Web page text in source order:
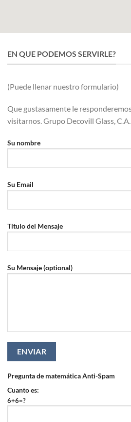
EN QUE PODEMOS SERVIRLE?
(Puede llenar nuestro formulario)
Que gustasamente le
visitarnos. Grupo Decovill Glass, C.A.
Su nombre
Su Email
Título del Mensaje
Su Mensaje (optional)
Pregunta de matemática Anti-Spam
Cuanto es:
6+6=?